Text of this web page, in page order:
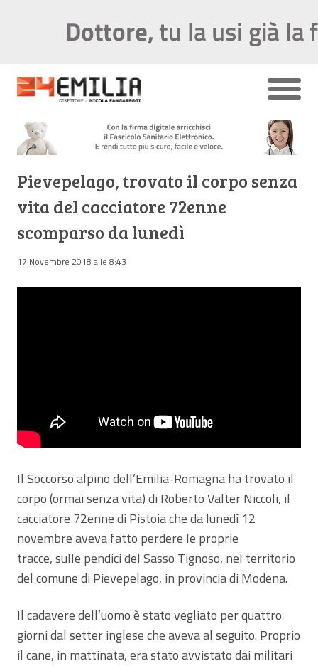
Pievepelago, trovato il corpo senza
vita del cacciatore 72enne
scomparso da lunedì
17 Novembre 2018 alle 8:43
Il Soccorso alpino dell’Emilia-Romagna ha trovato il
corpo (ormai senza vita) di Roberto Valter Niccoli, il
cacciatore 72enne di Pistoia che da lunedì 12
novembre aveva fatto perdere le proprie
tracce, sulle pendici del Sasso Tignoso, nel territorio
del comune di Pievepelago, in provincia di Modena.
Il cadavere dell’uomo è stato vegliato per quattro
giorni dal setter inglese che aveva al seguito. Proprio
il cane, in mattinata, era stato avvistato dai militari